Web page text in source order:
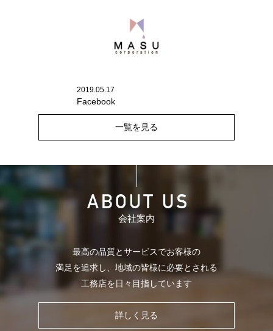
2019.05.17
Facebook
一覧を見る
会社案内
最高の品質とサービスでお客様の
満足を追求し、 地域の皆様に必要とされる
工務店を日々目指しています
詳しく見る